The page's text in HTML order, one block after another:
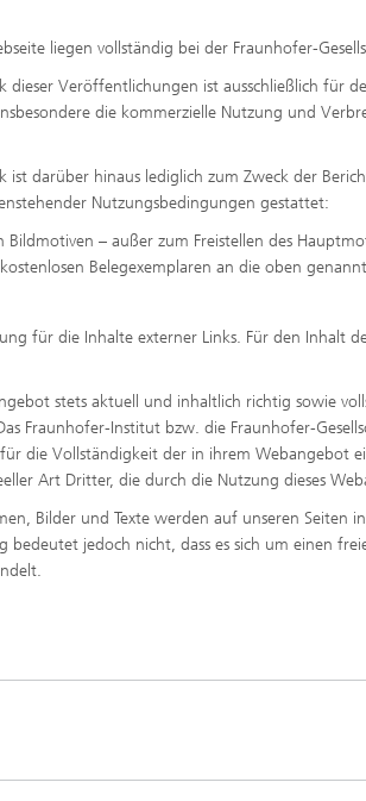
liegen vollständig bei der Fraunhofer-
dieser Veröffentlichungen ist ausschließlich für
die kommerzielle Nutzung und
ist darüber hinaus lediglich zum Zweck der
Nutzungsbedingungen gestattet:
Bildmotiven – außer zum Freistellen des
Belegexemplaren an die oben
für die Inhalte externer Links. Für den Inhalt
stets aktuell und inhaltlich richtig sowie
Fraunhofer-Institut bzw. die Fraunhofer-
die Vollständigkeit der in ihrem Webangebot
Art Dritter, die durch die Nutzung dieses
Bilder und Texte werden auf unseren Seiten
bedeutet jedoch nicht, dass es sich um einen